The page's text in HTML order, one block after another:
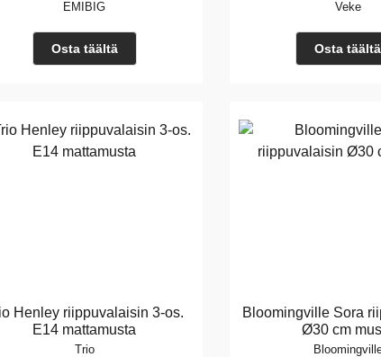
EMIBIG
Osta täältä
Veke
Osta täältä
Henley riippuvalaisin 3-os.
E14 mattamusta
Trio
Bloomingville Sora
Ø30 cm